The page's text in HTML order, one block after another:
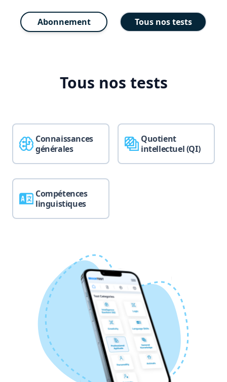
Abonnement Tous nos tests
Tous nos tests
Connaissances
générales
Quotient
intellectuel (QI)
Compétences
linguistiques